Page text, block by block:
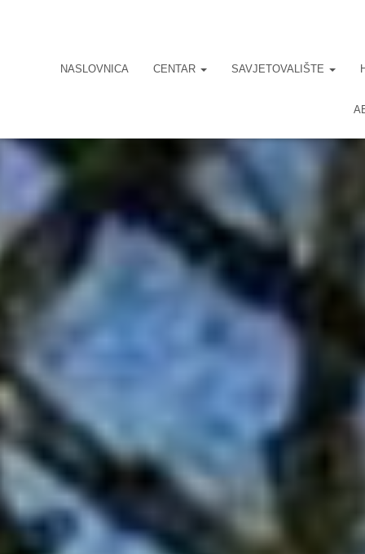
NASLOVNICA CENTAR SAVJETOVALIŠTE